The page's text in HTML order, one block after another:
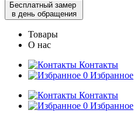
Бесплатный замер
в день обращения
Товары
О нас
Контакты
0 Избранное
Контакты
0 Избранное